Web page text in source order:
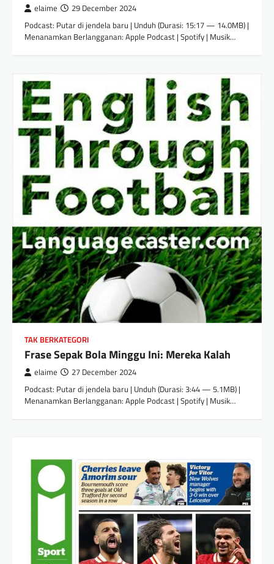
elaime 29 December 2024
Podcast: Putar di jendela baru | Unduh (Durasi: 15:17 — 14.0MB) |
Menanamkan Berlangganan: Apple Podcast | Spotify | Musik…
TAK BERKATEGORI
Frase Sepak Bola Minggu Ini: Mereka Kalah
elaime 27 December 2024
Podcast: Putar di jendela baru | Unduh (Durasi: 3:44 — 5.1MB) |
Menanamkan Berlangganan: Apple Podcast | Spotify | Musik…